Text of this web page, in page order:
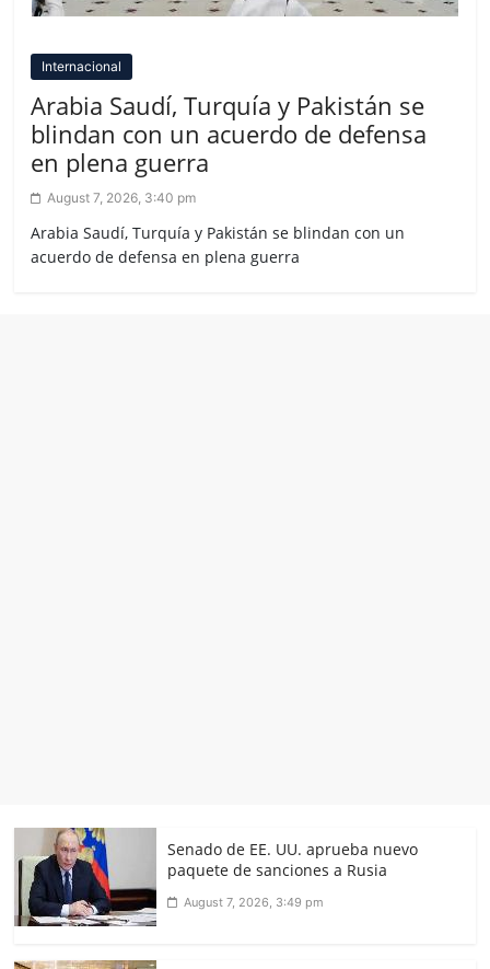
Internacional
Arabia Saudí, Turquía y Pakistán se
blindan con un acuerdo de defensa
en plena guerra
August 7, 2026, 3:40 pm
Arabia Saudí, Turquía y Pakistán se blindan con un
acuerdo de defensa en plena guerra
Senado de EE. UU. aprueba nuevo
paquete de sanciones a Rusia
August 7, 2026, 3:49 pm